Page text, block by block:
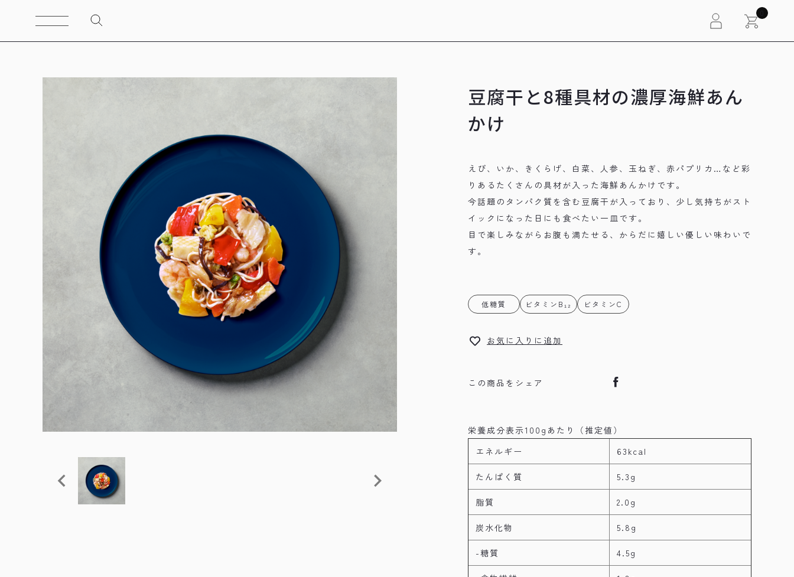
豆腐干と8種具材の濃厚海鮮あん
かけ
えび、いか、きくらげ、白菜、人参、玉ねぎ、赤パプリカ…など彩
りあるたくさんの具材が入った海鮮あんかけです。
今話題のタンパク質を含む豆腐干が入っており、少し気持ちがスト
イックになった日にも食べたい一皿です。
目で楽しみながらお腹も満たせる、からだに嬉しい優しい味わいで
す。
低糖質 ビタミンB₁₂ ビタミンC
お気に入りに追加
この商品をシェア
栄養成分表示100gあたり（推定値）
エネルギー
63kcal
たんぱく質 5.3g
脂質 2.0g
炭水化物 5.8g
-糖質 4.5g